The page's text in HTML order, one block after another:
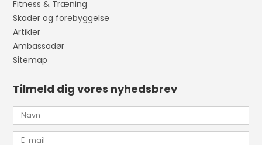
Fitness & Træning
Skader og forebyggelse
Artikler
Ambassadør
Sitemap
Tilmeld dig vores nyhedsbrev